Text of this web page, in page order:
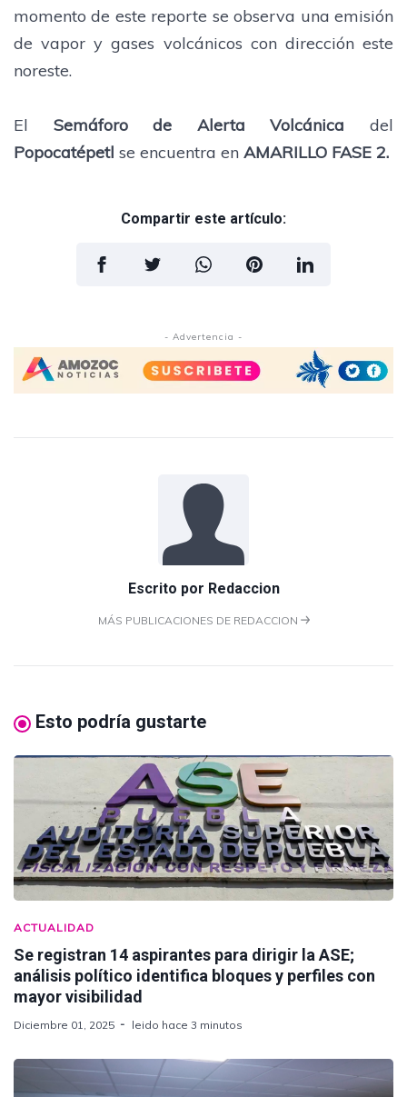
momento de este reporte se observa una emisión
de vapor y gases volcánicos con dirección este
noreste.
El Semáforo de Alerta Volcánica del
Popocatépetl se encuentra en AMARILLO FASE 2.
Compartir este artículo:
- Advertencia -
Escrito por Redaccion
MÁS PUBLICACIONES DE REDACCION
Esto podría gustarte
ACTUALIDAD
Se registran 14 aspirantes para dirigir la ASE;
análisis político identifica bloques y perfiles con
mayor visibilidad
Diciembre 01, 2025 leido hace 3 minutos